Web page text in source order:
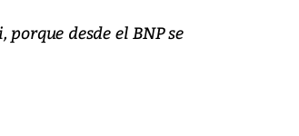
desde el BNP se